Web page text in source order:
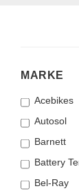
MARKE
MARKE
Acebikes
Autosol
Barnett
Battery
Bel-Ray